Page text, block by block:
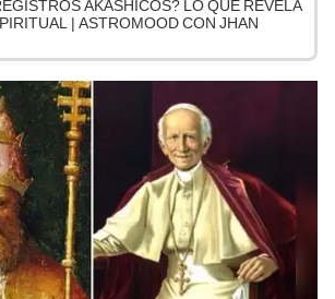
AKÁSHICOS? LO QUE REVELA
| ASTROMOOD CON JHAN